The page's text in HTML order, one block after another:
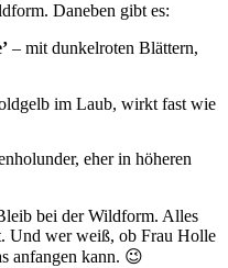
Daneben gibt es:
– mit dunkelroten Blättern,
im Laub, wirkt fast wie
eher in höheren
bei der Wildform. Alles
Und wer weiß, ob Frau Holle
anfangen kann. 😉